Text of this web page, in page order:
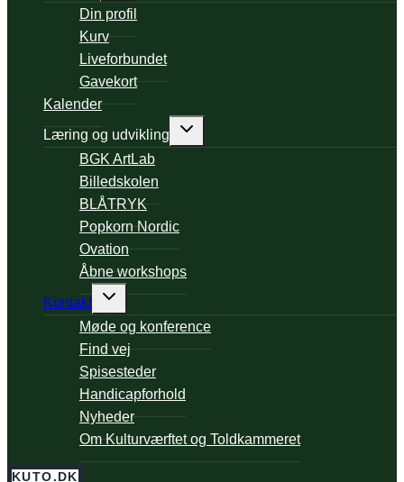
menu
Din profil
Kurv
Liveforbundet
Gavekort
Kalender
Læring og udvikling
Expand
child
BGK ArtLab
Billedskolen
BLÅTRYK
Popkorn Nordic
Ovation
Åbne workshops
Kontakt
Expand
child
menu
Møde og konference
Find vej
Spisesteder
Handicapforhold
Nyheder
Om Kulturværftet og Toldkammeret
KUTO.DK